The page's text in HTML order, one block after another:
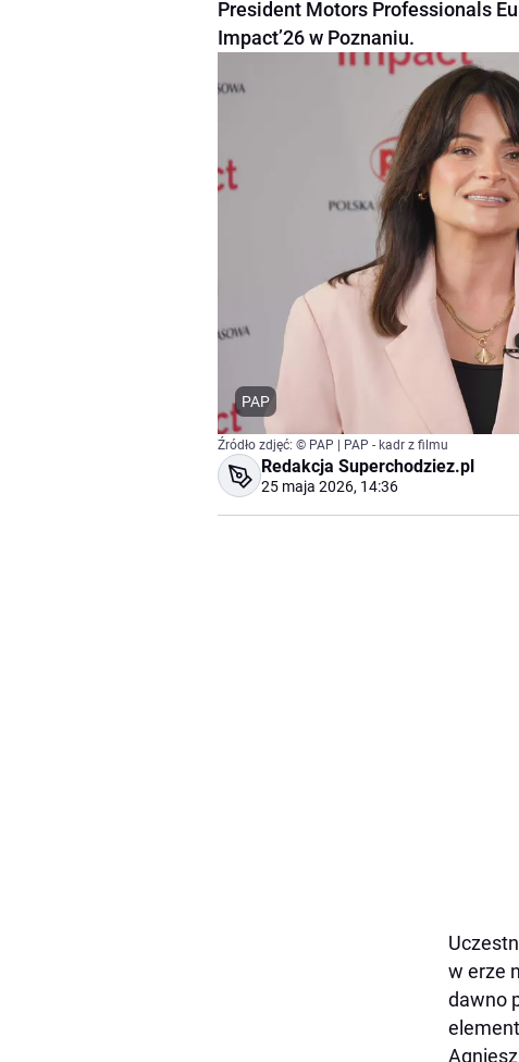
President Motors Professionals
Impact’26 w Poznaniu.
PAP
Źródło zdjęć: © PAP | PAP - kadr z filmu
Redakcja Superchodziez.pl
25 maja 2026, 14:36
w erze
dawno